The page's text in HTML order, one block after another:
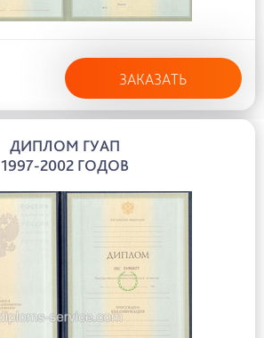
ЗАКАЗАТЬ
ДИПЛОМ ГУАП
1997-2002 ГОДОВ